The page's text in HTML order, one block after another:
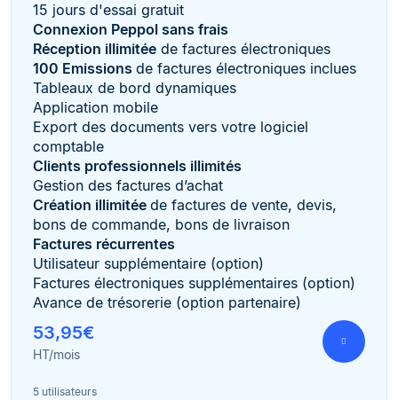
15 jours d'essai gratuit
Connexion Peppol sans frais
Réception illimitée de factures électroniques
100 Emissions de factures électroniques inclues
Tableaux de bord dynamiques
Application mobile
Export des documents vers votre logiciel
comptable
Clients professionnels illimités
Gestion des factures d’achat
Création illimitée de factures de vente, devis,
bons de commande, bons de livraison
Factures récurrentes
Utilisateur supplémentaire (option)
Factures électroniques supplémentaires (option)
Avance de trésorerie (option partenaire)
53,95€
HT/mois
5 utilisateurs